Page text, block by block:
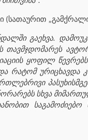
(სათაურით
გაეხვა.
თავმჯდომარეს
ყოფილ
რატომ ურიცხავდა
სხვა